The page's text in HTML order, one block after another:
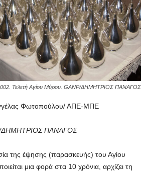
Τελετή Αγίου Μύρου. GANP/ΔΗΜΗΤΡΙΟΣ ΠΑΝΑΓΟΣ
Φωτοπούλου/ ΑΠΕ-ΜΠΕ
ΔΗΜΗΤΡΙΟΣ ΠΑΝΑΓΟΣ
της έψησης (παρασκευής) του Αγίου
μια φορά στα 10 χρόνια, αρχίζει τη